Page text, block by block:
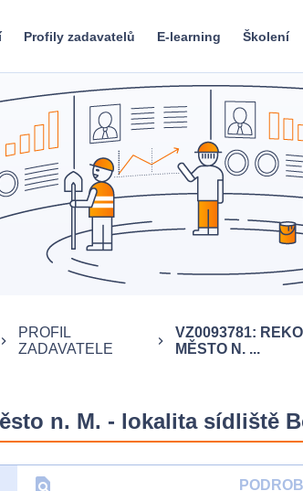
Profily zadavatelů E-learning Školení
keyboard_arrow_right
PROFIL
ZADAVATELE
keyboard_arrow_right
VZ0093781:
MĚSTO N. ...
n. M. - lokalita sídliště
find_in_page